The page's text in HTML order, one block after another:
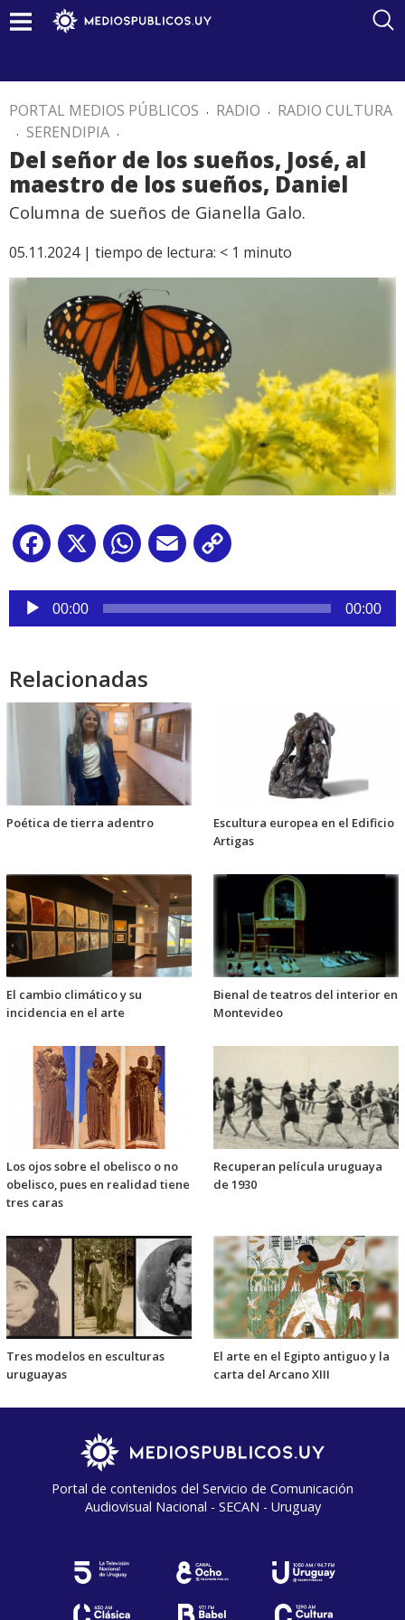
PORTAL MEDIOS PÚBLICOS . RADIO . RADIO CULTURA
. SERENDIPIA .
Del señor de los sueños, José, al
maestro de los sueños, Daniel
Columna de sueños de Gianella Galo.
05.11.2024 | tiempo de lectura: < 1 minuto
Facebook
X WhatsApp
Email
Reproductor
audio
00:00 00:00
Relacionadas
Poética de tierra adentro
Escultura europea en el Edificio
Artigas
El cambio climático y su
incidencia en el arte
Bienal de teatros del interior en
Montevideo
Los ojos sobre el obelisco o no
obelisco, pues en realidad tiene
tres caras
Recuperan película uruguaya
de 1930
Tres modelos en esculturas
uruguayas
El arte en el Egipto antiguo y la
carta del Arcano XIII
Portal de contenidos del Servicio de Comunicación
Audiovisual Nacional - SECAN - Uruguay